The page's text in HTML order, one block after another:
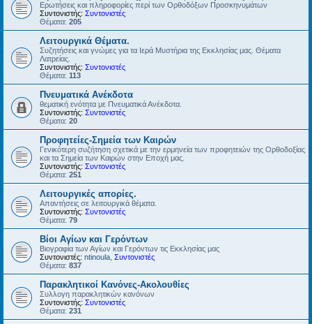
Ερωτήσεις και πληροφορίες περί των Ορθοδόξων Προσκηνυμάτων
Συντονιστής: Συντονιστές
Θέματα: 205
Λειτουργικά Θέματα.
Συζητήσεις και γνώμες για τα Ιερά Μυστήρια της Εκκλησίας μας. Θέματα
Λατρείας.
Συντονιστής: Συντονιστές
Θέματα: 113
Πνευματικά Ανέκδοτα
θεματική ενότητα με Πνευματικά Ανέκδοτα.
Συντονιστής: Συντονιστές
Θέματα: 20
Προφητείες-Σημεία των Καιρών
Γενικότερη συζήτηση σχετικά με την ερμηνεία των προφητειών της Ορθοδοξίας
και τα Σημεία των Καιρών στην Εποχή μας.
Συντονιστής: Συντονιστές
Θέματα: 251
Λειτουργικές απορίες.
Απαντήσεις σε λειτουργικά θέματα.
Συντονιστής: Συντονιστές
Θέματα: 79
Βίοι Αγίων και Γερόντων
Βιογραφία των Αγίων και Γερόντων τις Εκκλησίας μας
Συντονιστές: ntinoula Συντονιστές
Θέματα: 837
Παρακλητικοί Κανόνες-Ακολουθίες
Συλλογη παρακλητικών κανόνων
Συντονιστής: Συντονιστές
Θέματα: 231